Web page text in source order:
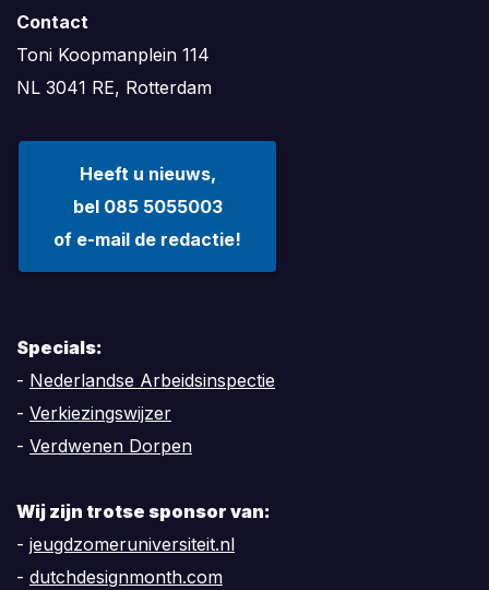
Contact
Toni Koopmanplein 114
NL 3041 RE, Rotterdam
Heeft u nieuws,
bel 085 5055003
of e-mail de redactie!
Specials:
- Nederlandse Arbeidsinspectie
- Verkiezingswijzer
- Verdwenen Dorpen
Wij zijn trotse sponsor van:
- jeugdzomeruniversiteit.nl
- dutchdesignmonth.com